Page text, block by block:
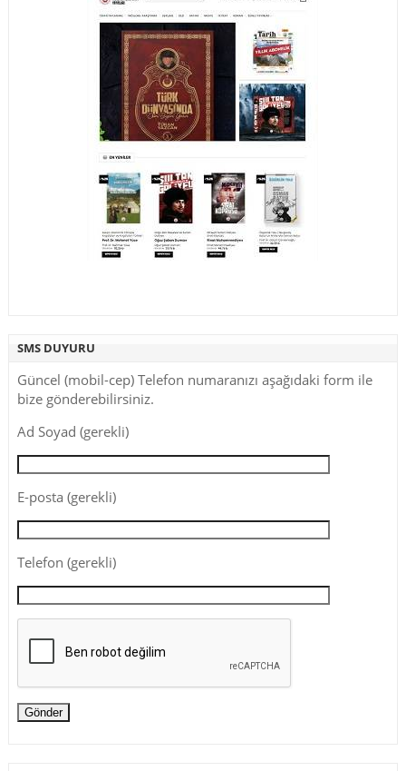
SMS DUYURU
Güncel (mobil-cep) Telefon numaranızı aşağıdaki form ile
bize gönderebilirsiniz.
Ad Soyad (gerekli)
E-posta (gerekli)
Telefon (gerekli)